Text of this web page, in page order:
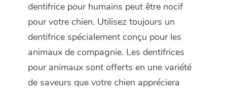
dentifrice pour humains peut être nocif
pour votre chien. Utilisez toujours un
dentifrice spécialement conçu pour les
animaux de compagnie. Les dentifrices
pour animaux sont offerts en une variété
de saveurs que votre chien appréciera